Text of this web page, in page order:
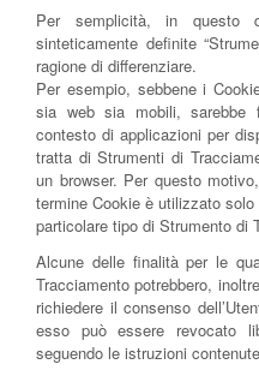
Per semplicità, in questo
sinteticamente definite
ragione di differenziare.
Per esempio, sebbene i
sia web sia mobili, sarebbe
contesto di applicazioni per
tratta di Strumenti di
un browser. Per questo
termine Cookie è utilizzato
particolare tipo di Strumento di
Alcune delle finalità per le
Tracciamento potrebbero,
richiedere il consenso
esso può essere revocato
seguendo le istruzioni